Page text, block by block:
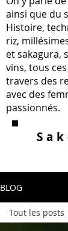
ainsi que du
Histoire,
riz,
et sakagura,
vins, tous
travers des
avec des
passionnés.
Sak
BLOG
Tout les posts